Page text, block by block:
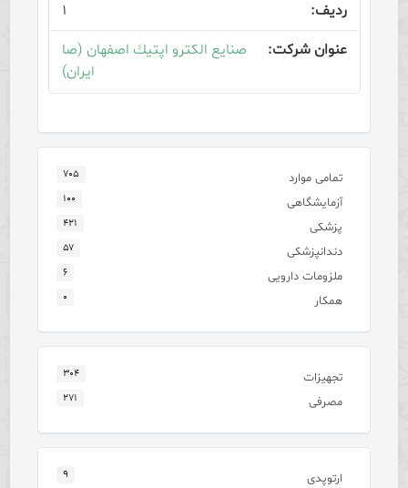
۱
صنایع الکترو اپتیك اصفهان (صا
ایران)
تمامی موارد ۷۰۵
آزمایشگاهی ۱۰۰
پزشکی ۴۲۱
دندانپزشکی ۵۷
ملزومات دارویی ۶
همکار ۰
تجهیزات ۳۰۴
مصرفی ۲۷۱
ارتوپدی ۹